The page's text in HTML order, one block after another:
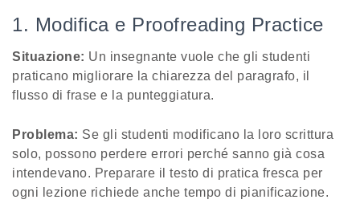
1. Modifica e Proofreading Practice
Situazione: Un insegnante vuole che gli studenti
praticano migliorare la chiarezza del paragrafo, il
flusso di frase e la punteggiatura.
Problema: Se gli studenti modificano la loro scrittura
solo, possono perdere errori perché sanno già cosa
intendevano. Preparare il testo di pratica fresca per
ogni lezione richiede anche tempo di pianificazione.